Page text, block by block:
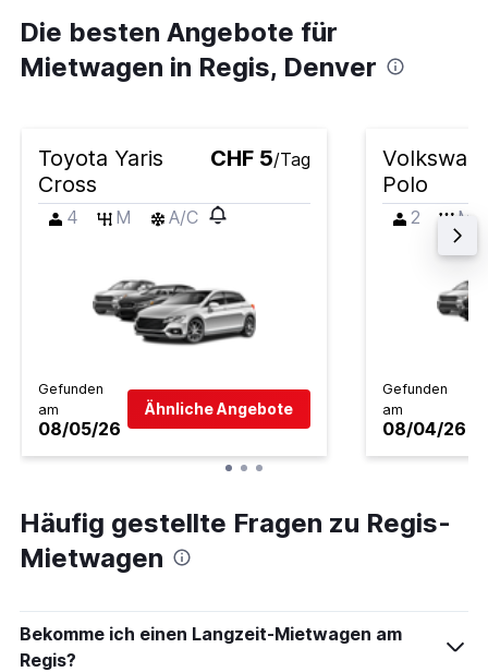
Die besten Angebote für
Mietwagen in Regis, Denver
Toyota Yaris
Cross
CHF 5/Tag
4 M A/C
Gefunden
am
08/05/26
Ähnliche Angebote
Polo
2 M
Gefunden
am
08/04/26
Häufig gestellte Fragen zu Regis-
Mietwagen
Bekomme ich einen Langzeit-Mietwagen am
Regis?